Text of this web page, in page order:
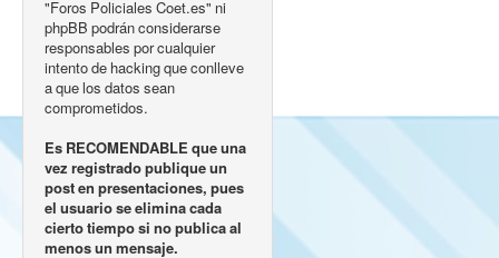
"Foros Policiales Coet.es" ni
phpBB podrán considerarse
responsables por cualquier
intento de hacking que conlleve
a que los datos sean
comprometidos.
Es RECOMENDABLE que una
vez registrado publique un
post en presentaciones, pues
el usuario se elimina cada
cierto tiempo si no publica al
menos un mensaje.